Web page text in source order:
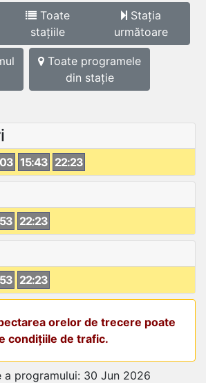
Toate
stațiile
Stația
următoare
Toate programele
din stație
15:43 22:23
22:23
22:23
orelor de trecere poate
condițiile de trafic.
a programului: 30 Jun 2026